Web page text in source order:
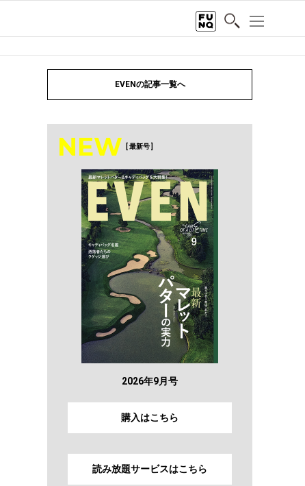
EVENの記事一覧へ
NEW [ 最新号 ]
2026年9月号
購入はこちら
読み放題サービスはこちら